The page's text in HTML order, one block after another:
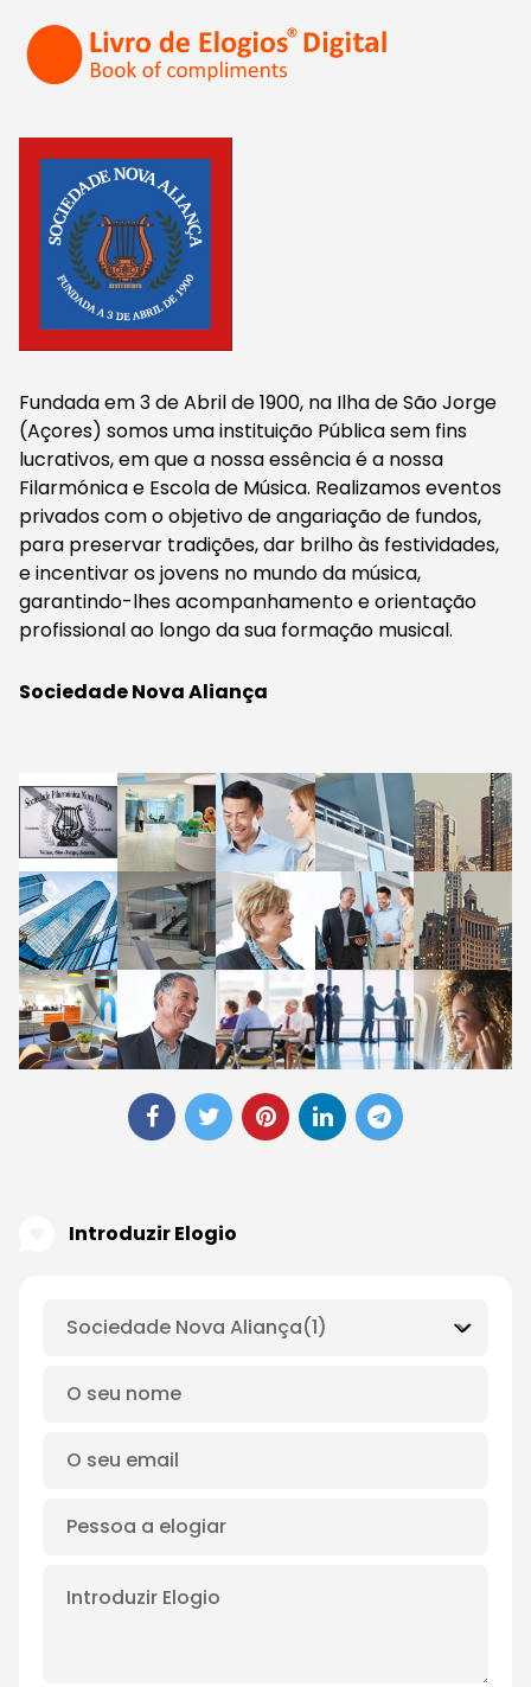
Fundada em 3 de Abril de 1900, na Ilha de São Jorge
(Açores) somos uma instituição Pública sem fins
lucrativos, em que a nossa essência é a nossa
Filarmónica e Escola de Música. Realizamos eventos
privados com o objetivo de angariação de fundos,
para preservar tradições, dar brilho às festividades,
e incentivar os jovens no mundo da música,
garantindo-lhes acompanhamento e orientação
profissional ao longo da sua formação musical.
Sociedade Nova Aliança
Introduzir Elogio